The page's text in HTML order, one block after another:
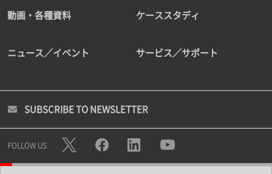
動画・各種資料 ケーススタディ
ニュース／イベント サービス／サポート
SUBSCRIBE TO NEWSLETTER
FOLLOW US